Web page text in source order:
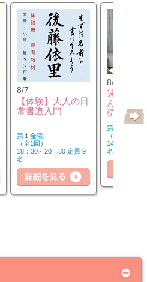
8/7
【体験】大人の日
常書道入門
第１金曜
（全1回）
18：30～20：30 定員 9
名
8/8
速読や脳
んで「本
読み方」
第２・４土曜
（全6回）
14：50～16
名
詳細を見る